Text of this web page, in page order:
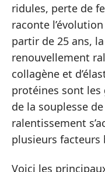
ridules, perte de
raconte
partir de 25 ans,
renouvellement
collagène et
protéines sont
de la souplesse
ralentissement
plusieurs facteurs
Voici les